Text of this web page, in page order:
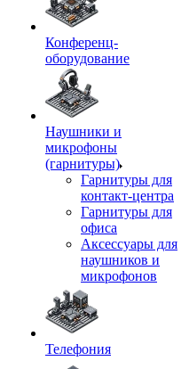
Конференц-
оборудование
Наушники и
микрофоны
(гарнитуры)
Гарнитуры для
контакт-центра
Гарнитуры для
офиса
Аксессуары для
наушников и
микрофонов
Телефония